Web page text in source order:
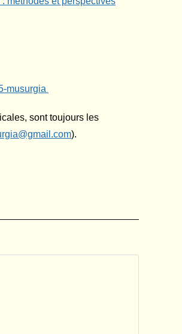
musurgia
sont toujours les
).